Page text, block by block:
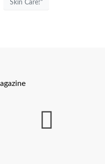
Skin Care!"